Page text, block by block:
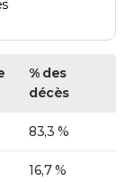
% des
décès
83,3 %
16,7 %